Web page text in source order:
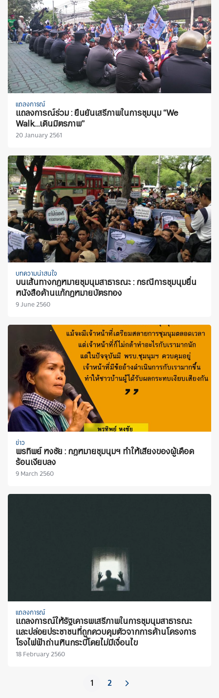
แถลงการณ์
แถลงการณ์ร่วม : ยืนยันเสรีภาพในการชุมนุม “We
Walk…เดินมิตรภาพ”
20 January 2561
บทความน่าสนใจ
บนเส้นทางกฎหมายชุมนุมสาธารณะ : กรณีการชุมนุมยื่น
หนังสือค้านแก้กฎหมายบัตรทอง
9 June 2560
ข่าว
พรทิพย์ หงชัย : กฎหมายชุมนุมฯ ทำให้เสียงของผู้เดือด
ร้อนเงียบลง
9 March 2560
แถลงการณ์
แถลงการณ์ให้รัฐเคารพเสรีภาพในการชุมนุมสาธารณะ
และปล่อยประชาชนที่ถูกควบคุมตัวจากการค้านโครงการ
โรงไฟฟ้าถ่านหินกระบี่โดยไม่มีเงื่อนไข
18 February 2560
1 2